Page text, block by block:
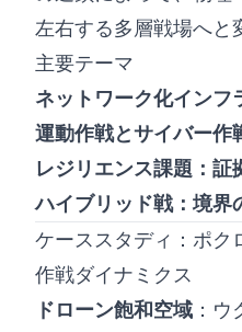
左右する多層戦場へと
主要テーマ
ネットワーク化インフ
運動作戦とサイバー作
レジリエンス課題：証
ハイブリッド戦：境界
ケーススタディ：ポク
作戦ダイナミクス
ドローン飽和空域 ：